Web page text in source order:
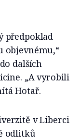
předpoklad
objevnému,“
dalších
„A vyrobili
Hotař.
v Liberci
odlitků